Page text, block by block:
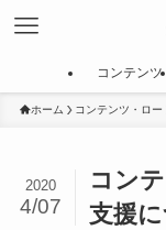
コンテンツ
ホーム コンテンツ・ロー
コン
支援
2020
4/07